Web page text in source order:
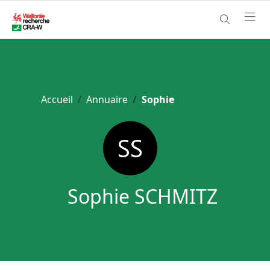
Accueil Annuaire Sophie
Sophie SCHMITZ